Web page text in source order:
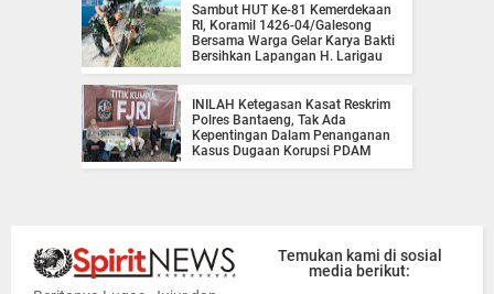
Sambut HUT Ke-81 Kemerdekaan
RI, Koramil 1426-04/Galesong
Bersama Warga Gelar Karya Bakti
Bersihkan Lapangan H. Larigau
INILAH Ketegasan Kasat Reskrim
Polres Bantaeng, Tak Ada
Kepentingan Dalam Penanganan
Kasus Dugaan Korupsi PDAM
Temukan kami di sosial
media berikut: